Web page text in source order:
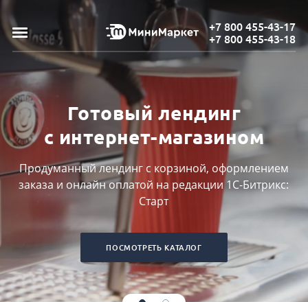
+7 800 455-43-17
+7 800 455-43-18
Готовый лендинг
с интернет-магазином
Продуманный лендинг с корзиной, оформлением
заказа и онлайн оплатой на редакции 1С-Битрикс:
Старт
ПОСМОТРЕТЬ КАТАЛОГ